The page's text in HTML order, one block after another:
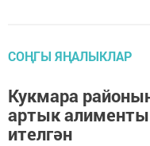
СОҢГЫ ЯҢАЛЫКЛАР
Кукмара
артык
ителгән